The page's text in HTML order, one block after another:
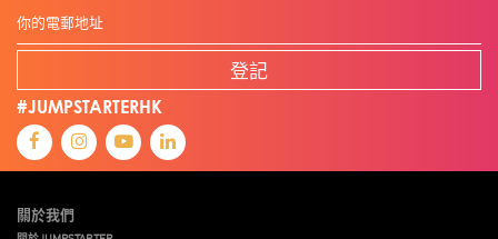
登記
#JUMPSTARTERHK
關於我們